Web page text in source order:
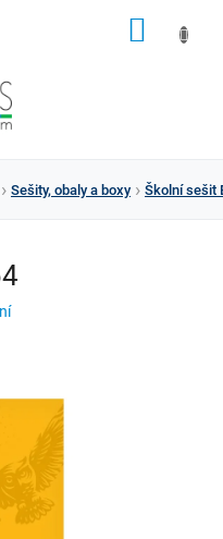
Sešity, obaly a boxy Školní sešit